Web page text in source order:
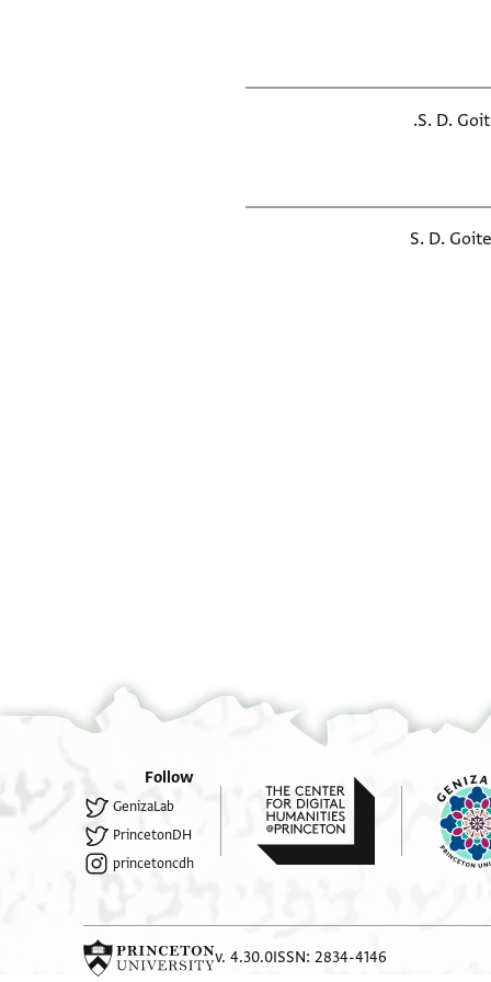
S. D.
S. D.
Follow
GenizaLab
PrincetonDH
princetoncdh
ISSN: 2834-4146
v. 4.30.0